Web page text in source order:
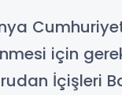
için
İçişleri